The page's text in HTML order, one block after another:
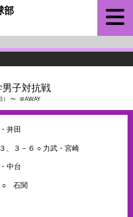
部
子対抗戦
） 〜 ＠AWAY
井田
、３－６ ○ 力武・宮崎
中台
○ 石関